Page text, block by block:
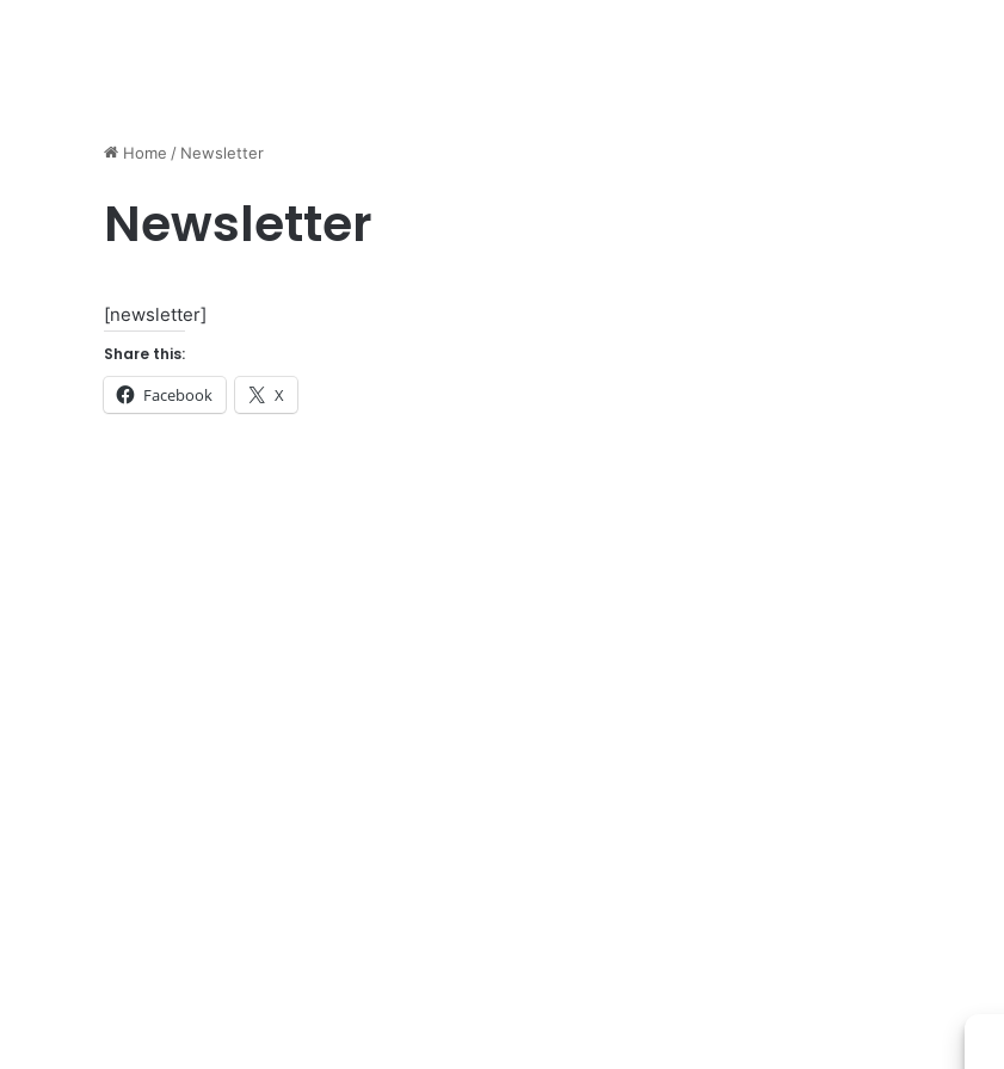
Home / Newsletter
Newsletter
[newsletter]
Share this:
Facebook X